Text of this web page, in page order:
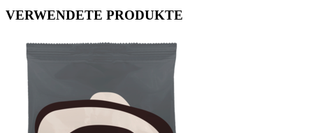
VERWENDETE PRODUKTE